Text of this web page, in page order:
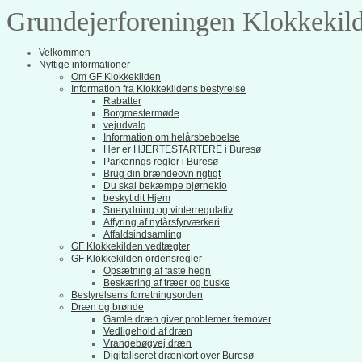
Grundejerforeningen
Velkommen
Nyttige informationer
Om GF Klokkekilden
Information fra Klokkekildens bestyrelse
Rabatter
Borgmestermøde
vejudvalg
Information om helårsbeboelse
Her er HJERTESTARTERE i Buresø
Parkerings regler i Buresø
Brug din brændeovn rigtigt
Du skal bekæmpe bjørneklo
beskyt dit Hjem
Snerydning og vinterregulativ
Affyring af nytårsfyrværkeri
Affaldsindsamling
GF Klokkekilden vedtægter
GF Klokkekilden ordensregler
Opsætning af faste hegn
Beskæring af træer og buske
Bestyrelsens forretningsorden
Dræn og brønde
Gamle dræn giver problemer fremover
Vedligehold af dræn
Vrangebøgvej dræn
Digitaliseret drænkort over Buresø